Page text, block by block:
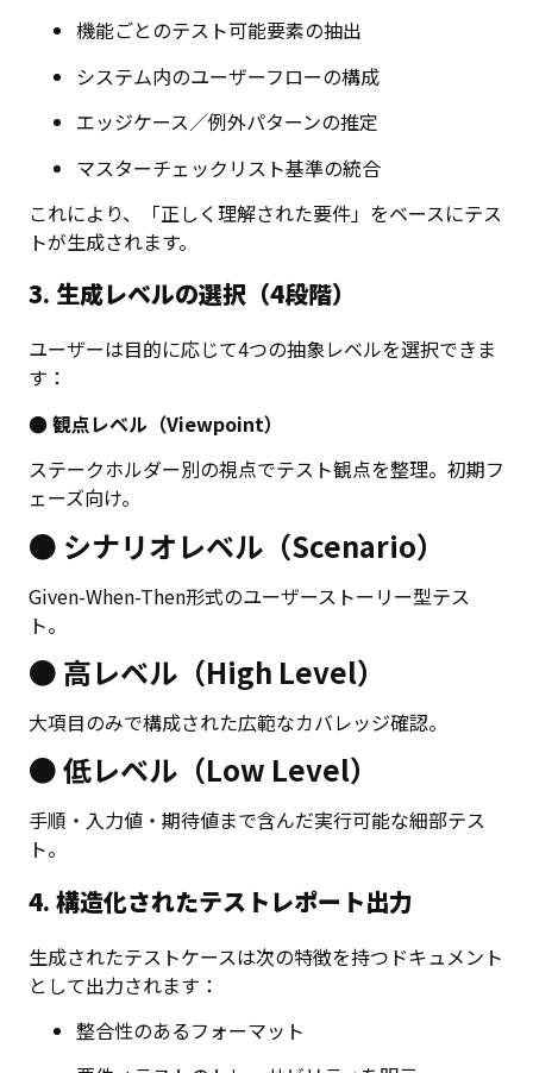
機能ごとのテスト可能要素の抽出
システム内のユーザーフローの構成
エッジケース／例外パターンの推定
マスターチェックリスト基準の統合
これにより、「正しく理解された要件」をベースにテス
トが生成されます。
3. 生成レベルの選択（4段階）
ユーザーは目的に応じて4つの抽象レベルを選択できま
す：
● 観点レベル（Viewpoint）
ステークホルダー別の視点でテスト観点を整理。初期フ
ェーズ向け。
● シナリオレベル（Scenario）
Given-When-Then形式のユーザーストーリー型テス
ト。
● 高レベル（High Level）
大項目のみで構成された広範なカバレッジ確認。
● 低レベル（Low Level）
手順・入力値・期待値まで含んだ実行可能な細部テス
ト。
4. 構造化されたテストレポート出力
生成されたテストケースは次の特徴を持つドキュメント
として出力されます：
整合性のあるフォーマット